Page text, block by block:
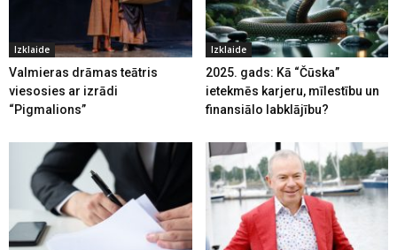
Izklaide
Valmieras drāmas teātris
viesosies ar izrādi
“Pigmalions”
Izklaide
2025. gads: Kā “Čūska”
ietekmēs karjeru, mīlestību un
finansiālo labklājību?